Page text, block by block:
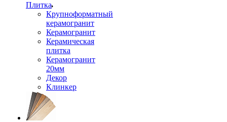
Плитка
Крупноформатный
керамогранит
Керамогранит
Керамическая
плитка
Керамогранит
20мм
Декор
Клинкер